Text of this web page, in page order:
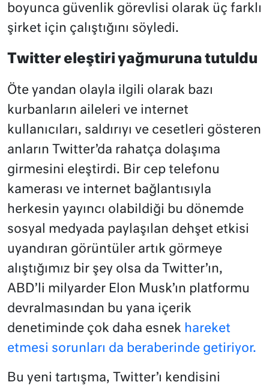
boyunca güvenlik görevlisi olarak üç farklı
şirket için çalıştığını söyledi.
Twitter eleştiri yağmuruna tutuldu
Öte yandan olayla ilgili olarak bazı
kurbanların aileleri ve internet
kullanıcıları, saldırıyı ve cesetleri gösteren
anların Twitter’da rahatça dolaşıma
girmesini eleştirdi. Bir cep telefonu
kamerası ve internet bağlantısıyla
herkesin yayıncı olabildiği bu dönemde
sosyal medyada paylaşılan dehşet etkisi
uyandıran görüntüler artık görmeye
alıştığımız bir şey olsa da Twitter’ın,
ABD’li milyarder Elon Musk’ın platformu
devralmasından bu yana içerik
denetiminde çok daha esnek hareket
etmesi sorunları da beraberinde getiriyor.
Bu yeni tartışma, Twitter’ı kendisini